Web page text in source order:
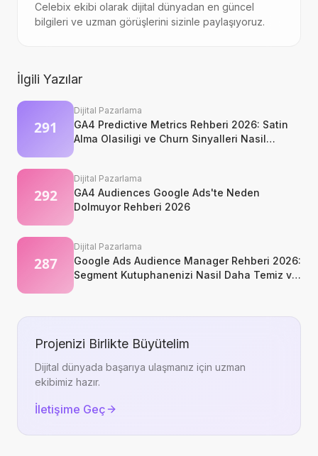
Celebix ekibi olarak dijital dünyadan en güncel
bilgileri ve uzman görüşlerini sizinle paylaşıyoruz.
İlgili Yazılar
Dijital Pazarlama
GA4 Predictive Metrics Rehberi 2026: Satin
Alma Olasiligi ve Churn Sinyalleri Nasil
Dijital Pazarlama
GA4 Audiences Google Ads'te Neden
Dolmuyor Rehberi 2026
Dijital Pazarlama
Google Ads Audience Manager Rehberi 2026:
Segment Kutuphanenizi Nasil Daha Temiz ve
Projenizi Birlikte Büyütelim
Dijital dünyada başarıya ulaşmanız için uzman
ekibimiz hazır.
İletişime Geç